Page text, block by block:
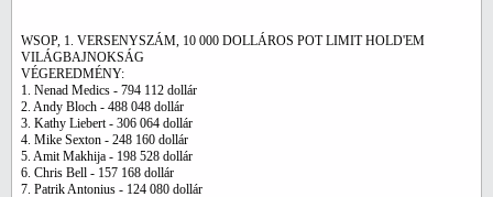
WSOP, 1. VERSENYSZÁM, 10 000 DOLLÁROS POT LIMIT HOLD'EM
VILÁGBAJNOKSÁG
VÉGEREDMÉNY:
1. Nenad Medics - 794 112 dollár
2. Andy Bloch - 488 048 dollár
3. Kathy Liebert - 306 064 dollár
4. Mike Sexton - 248 160 dollár
5. Amit Makhija - 198 528 dollár
6. Chris Bell - 157 168 dollár
7. Patrik Antonius - 124 080 dollár